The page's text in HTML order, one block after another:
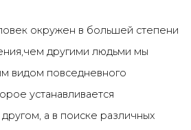
окружен в большей степени
другими людьми мы
видом повседневного
устанавливается
а в поиске различных